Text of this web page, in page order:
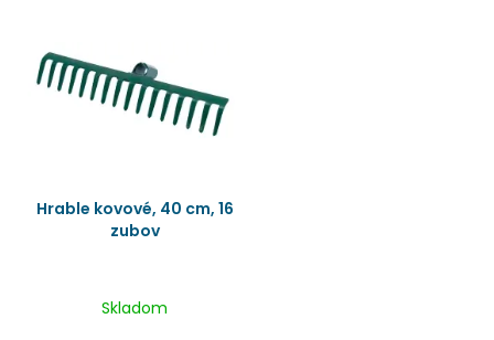
Hrable kovové, 40 cm, 16
zubov
Skladom